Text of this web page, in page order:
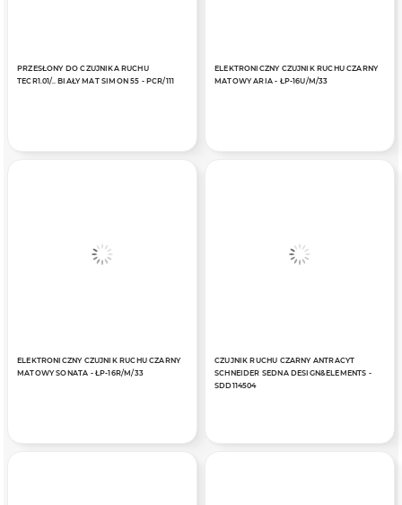
PRZESŁONY DO CZUJNIKA RUCHU
TECR1.01/.. BIAŁY MAT SIMON 55 - PCR/111
ELEKTRONICZNY CZUJNIK RUCHU CZARNY
MATOWY ARIA - ŁP-16U/M/33
ELEKTRONICZNY CZUJNIK RUCHU CZARNY
MATOWY SONATA - ŁP-16R/M/33
CZUJNIK RUCHU CZARNY ANTRACYT
SCHNEIDER SEDNA DESIGN&ELEMENTS -
SDD114504